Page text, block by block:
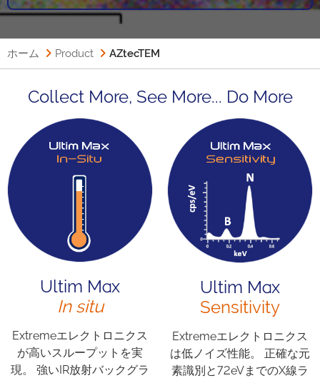
ホーム Product AZtecTEM
Collect More, See More... Do More
Ultim Max
In situ
Extremeエレクトロニクス
が高いスループットを実
現。 強いIR放射バックグラ
Ultim Max
Sensitivity
Extremeエレクトロニクス
は低ノイズ性能。 正確な元
素識別と72eVまでのX線ラ